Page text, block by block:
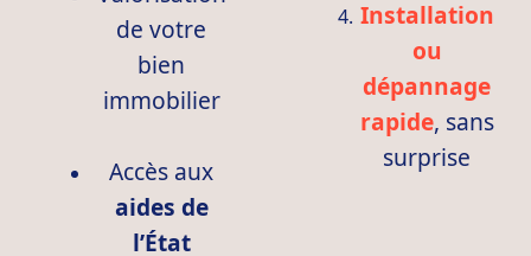
de votre
bien
immobilier
Accès aux
aides de
l’État
Installation
ou
dépannage
rapide, sans
surprise